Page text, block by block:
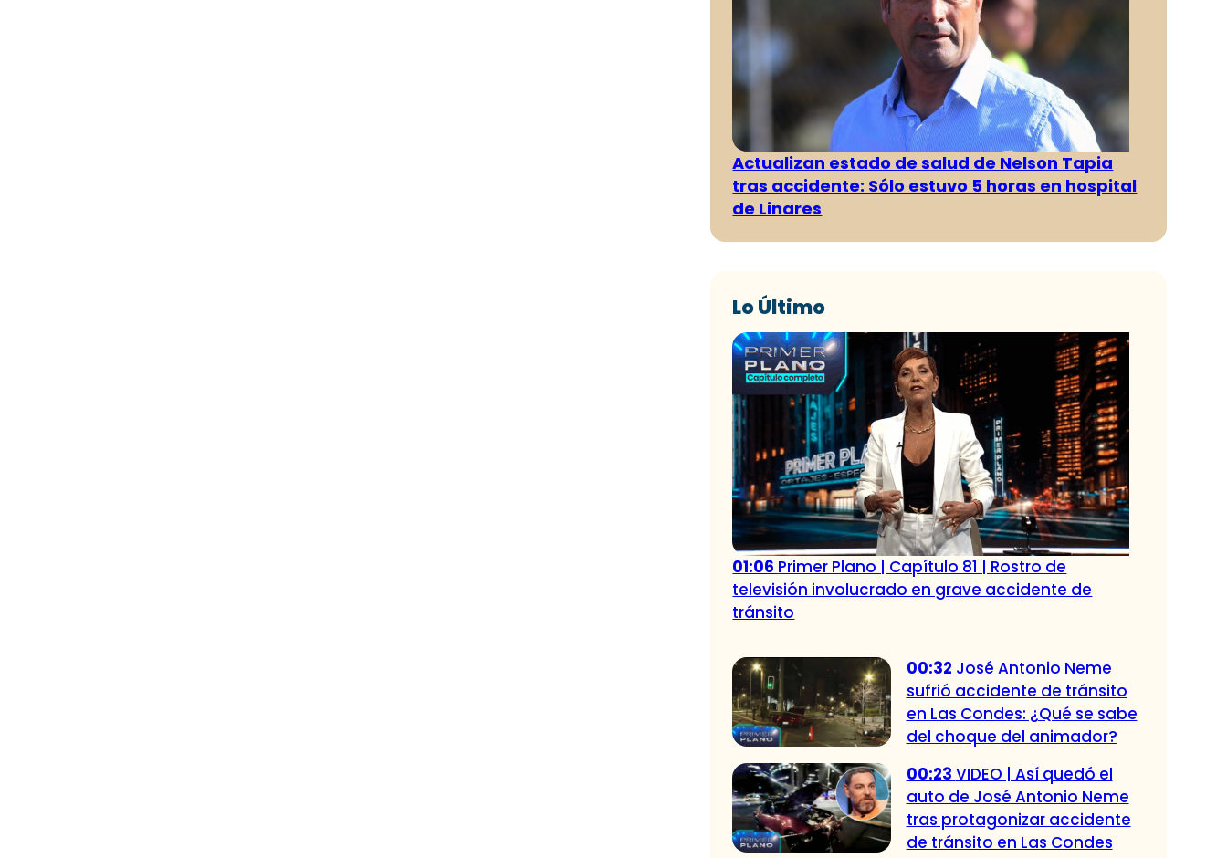
Actualizan estado de salud de Nelson Tapia
tras accidente: Sólo estuvo 5 horas en hospital
de Linares
Lo Último
01:06 Primer Plano | Capítulo 81 | Rostro de
televisión involucrado en grave accidente de
tránsito
00:32 José Antonio Neme
sufrió accidente de tránsito
en Las Condes: ¿Qué se sabe
del choque del animador?
00:23 VIDEO | Así quedó el
auto de José Antonio Neme
tras protagonizar accidente
de tránsito en Las Condes